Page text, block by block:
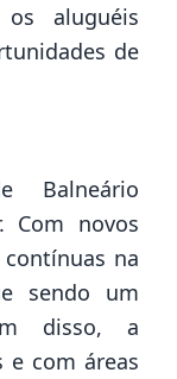
aluguéis
de
Balneário
Com novos
na
sendo um
disso, a
e com áreas